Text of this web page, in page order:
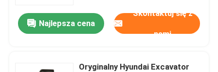
Najlepsza cena
Skontaktuj się z
nami
Oryginalny Hyundai Excavator